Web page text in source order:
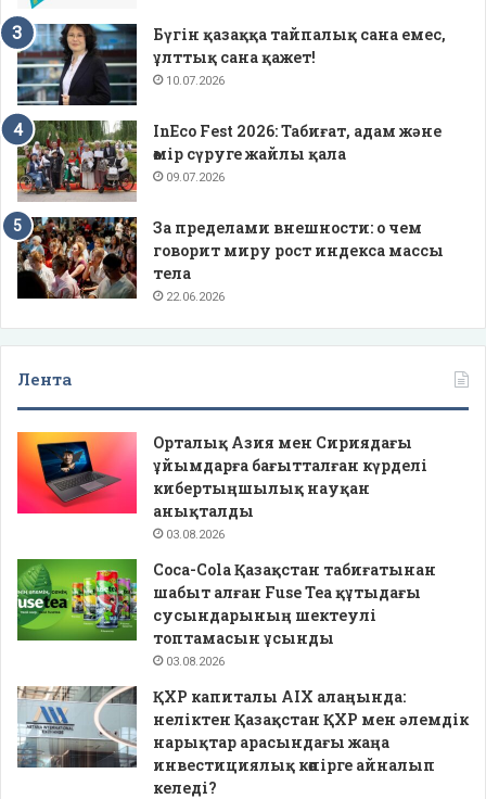
Бүгін қазаққа тайпалық сана емес,
ұлттық сана қажет!
10.07.2026
InEco Fest 2026: Табиғат, адам және
өмір сүруге жайлы қала
09.07.2026
За пределами внешности: о чем
говорит миру рост индекса массы
тела
22.06.2026
Лента
Орталық Азия мен Сириядағы
ұйымдарға бағытталған күрделі
кибертыңшылық науқан
анықталды
03.08.2026
Coca-Cola Қазақстан табиғатынан
шабыт алған Fuse Tea құтыдағы
сусындарының шектеулі
топтамасын ұсынды
03.08.2026
ҚХР капиталы AIX алаңында:
неліктен Қазақстан ҚХР мен әлемдік
нарықтар арасындағы жаңа
инвестициялық көпірге айналып
келеді?